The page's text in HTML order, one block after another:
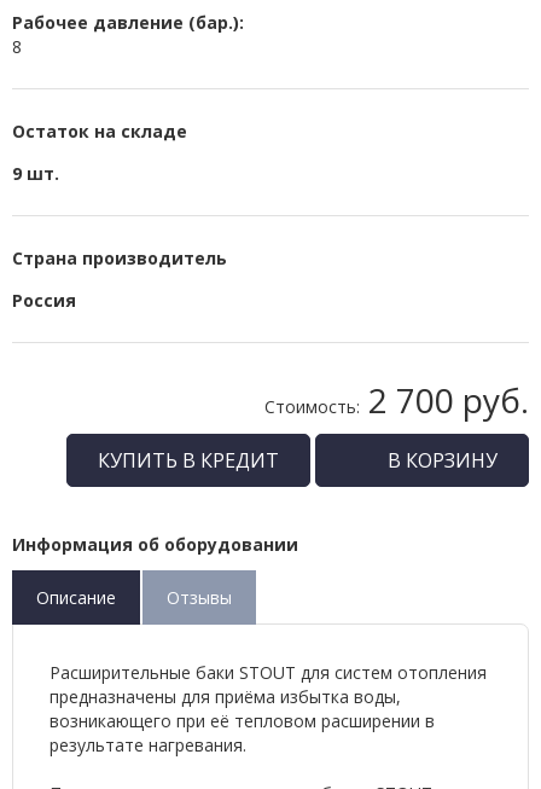
Рабочее давление (бар.):
8
Остаток на складе
9 шт.
Страна производитель
Россия
Стоимость: 2 700 руб.
КУПИТЬ В КРЕДИТ В КОРЗИНУ
Информация об оборудовании
Описание Отзывы
Расширительные баки STOUT для систем отопления
предназначены для приёма избытка воды,
возникающего при её тепловом расширении в
результате нагревания.